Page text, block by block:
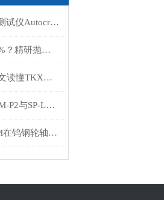
Nanotech简易型膜厚测试仪Autocrater工作原理分析
表面处理效率提升50%？精研抛光机 RPO‐128K 用实测数据说话！
从FM-1到FM-40：一文读懂TKX振动抛光机的“容量”与“功能后缀”密码
日本IMT样品抛光机IM-P2与SP-L1组合与汽车行业需求的契合性
标准钨抛光机MT-10M在钨钢轮轴加工上的运用